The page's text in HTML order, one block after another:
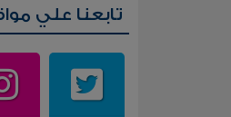
تابعنا علي